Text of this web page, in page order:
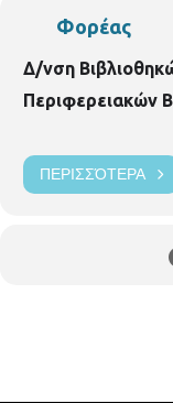
Φορέας
Δ/νση
Περιφερειακών
ΠΕΡΙΣΣΌΤΕΡΑ